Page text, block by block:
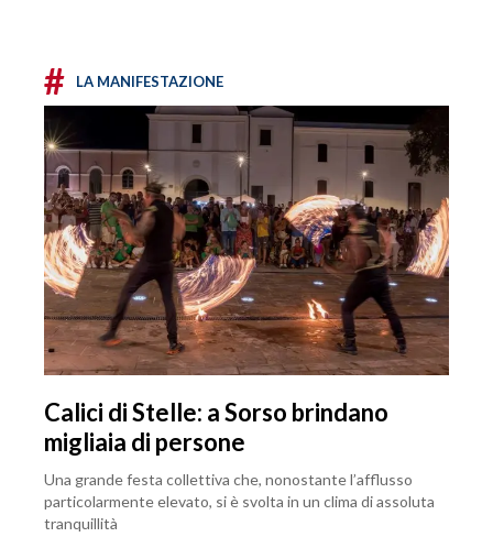
# LA MANIFESTAZIONE
Calici di Stelle: a Sorso brindano
migliaia di persone
Una grande festa collettiva che, nonostante l’afflusso
particolarmente elevato, si è svolta in un clima di assoluta
tranquillità